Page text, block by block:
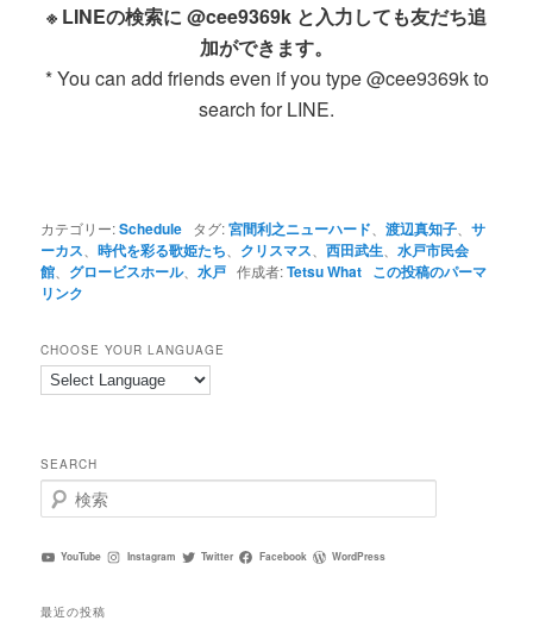
※ LINEの検索に @cee9369k と入力しても友だち追
加ができます。
* You can add friends even if you type @cee9369k to
search for LINE.
カテゴリー:Schedule タグ:宮間利之ニューハード 、渡辺真知子 、サ
ーカス 、時代を彩る歌姫たち クリスマス 、西田武生 、水戸市民会
館
グロービスホール、水戸 作成者:Tetsu What この投稿のパーマ
リンク
CHOOSE YOUR LANGUAGE
SEARCH
検
索
YouTube Instagram Twitter Facebook WordPress
最近の投稿